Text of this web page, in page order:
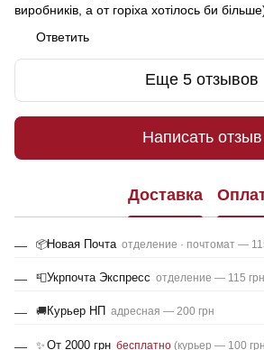
виробників, а от горіха хотілось би
Ответить
Еще 5 отзывов
Написать отзыв
Доставка
📦Новая Почта отделение · почтомат —
📮Укрпочта Экспресс отделение — 115 грн
🚚Курьер НП адресная — 200 грн
✨ От 2000 грн бесплатно (курьер — 100